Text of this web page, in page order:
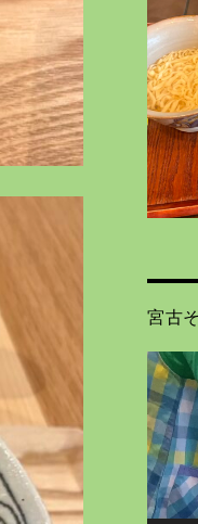
宮古
動
画
プ
レ
ー
ヤ
ー